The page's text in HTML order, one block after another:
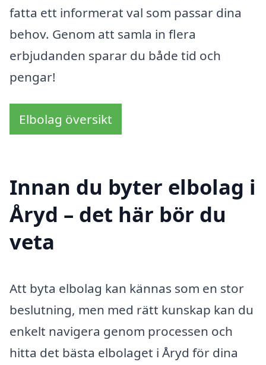
fatta ett informerat val som passar dina
behov. Genom att samla in flera
erbjudanden sparar du både tid och
pengar!
Elbolag översikt
Innan du byter elbolag i
Åryd – det här bör du
veta
Att byta elbolag kan kännas som en stor
beslutning, men med rätt kunskap kan du
enkelt navigera genom processen och
hitta det bästa elbolaget i Åryd för dina